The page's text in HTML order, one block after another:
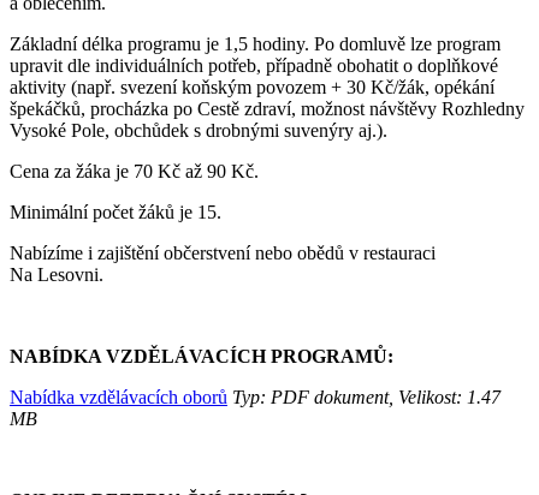
Základní délka programu je 1,5 hodiny. Po domluvě lze program
upravit dle individuálních potřeb, případně obohatit o doplňkové
aktivity (např. svezení koňským povozem + 30 Kč/žák, opékání
špekáčků, procházka po Cestě zdraví, možnost návštěvy Rozhledny
Vysoké Pole, obchůdek s drobnými suvenýry aj.).
Cena za žáka je 70 Kč až 90 Kč.
Minimální počet žáků je 15.
Nabízíme i zajištění občerstvení nebo obědů v restauraci
Na Lesovni.
NABÍDKA VZDĚLÁVACÍCH PROGRAMŮ:
Nabídka vzdělávacích oborů Typ: PDF dokument, Velikost: 1.47
MB